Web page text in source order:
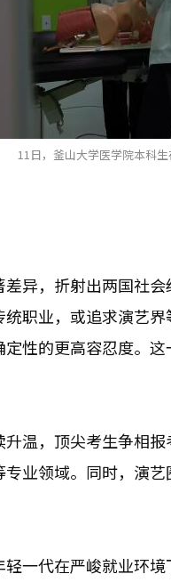
11日，釜山大学医学院本科
异，折射出两国社
职业，或追求演艺
性的更高容忍度。
温，顶尖考生争相报
业领域。同时，演
一代在严峻就业环